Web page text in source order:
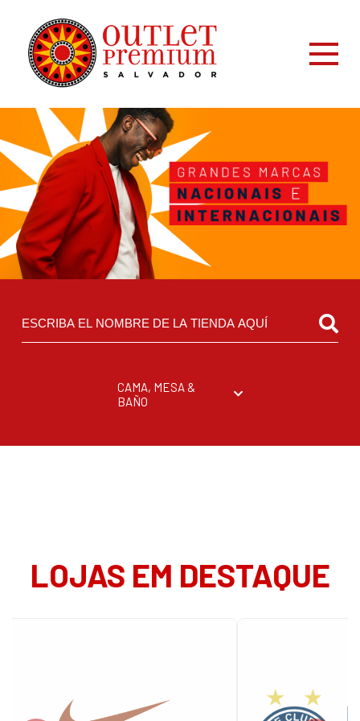
CAMA, MESA &
BAÑO
LOJAS EM DESTAQUE